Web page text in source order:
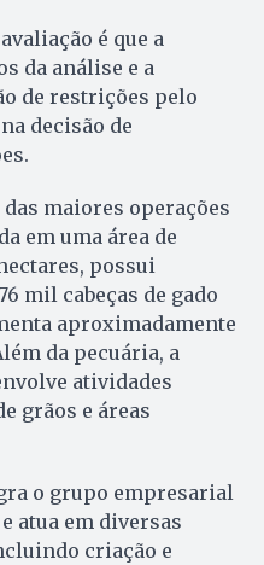
é que a
da análise e a
de restrições pelo
decisão de
maiores operações
em uma área de
possui
mil cabeças de gado
aproximadamente
da pecuária, a
atividades
grãos e áreas
o grupo empresarial
atua em diversas
criação e